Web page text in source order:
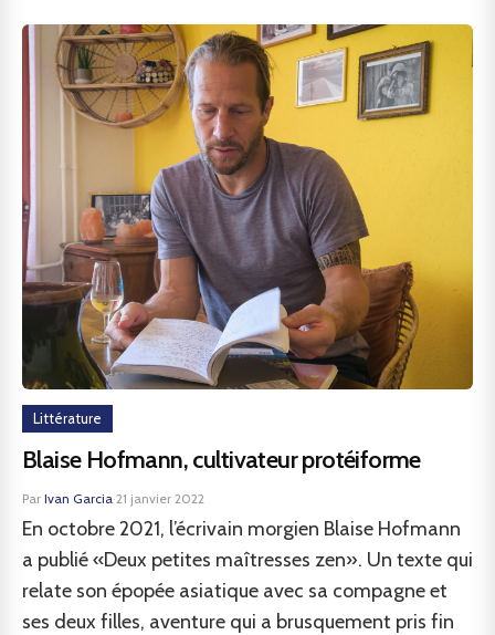
Littérature
Blaise Hofmann, cultivateur protéiforme
Par Ivan Garcia·21 janvier 2022
En octobre 2021, l’écrivain morgien Blaise Hofmann
a publié «Deux petites maîtresses zen». Un texte qui
relate son épopée asiatique avec sa compagne et
ses deux filles, aventure qui a brusquement pris fin